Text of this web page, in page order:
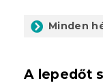
Minden
A lepedőt